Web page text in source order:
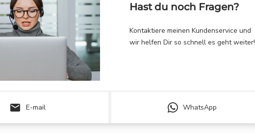
Hast du noch Fragen?
Kontaktiere meinen Kundenservice und
wir helfen Dir so schnell es geht weiter!
email E-mail WhatsApp